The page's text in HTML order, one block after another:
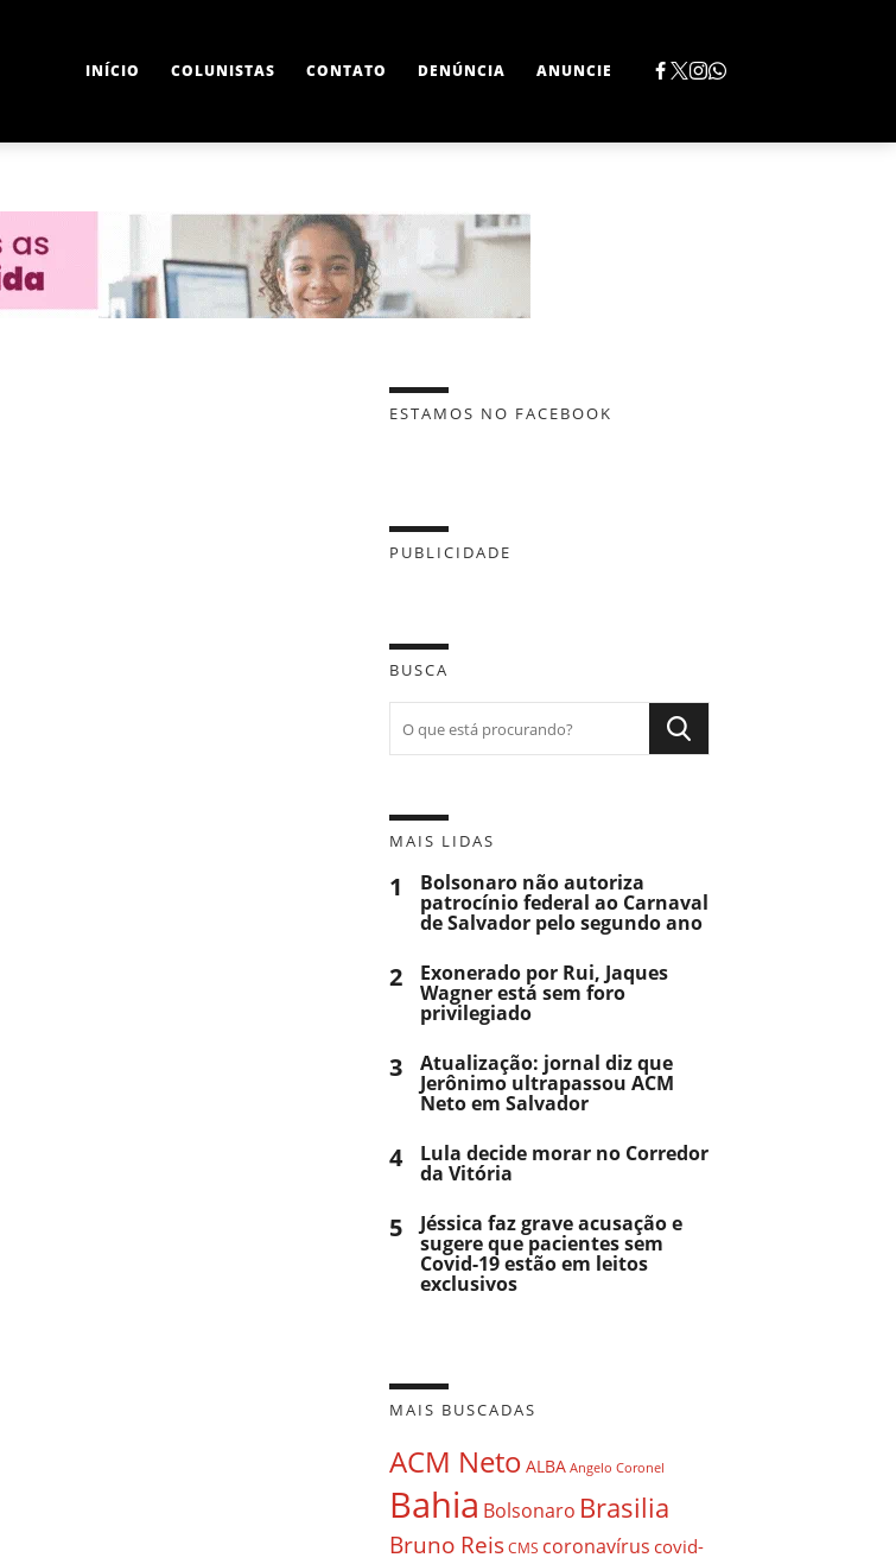
INÍCIO COLUNISTAS CONTATO DENÚNCIA ANUNCIE
ESTAMOS NO FACEBOOK
PUBLICIDADE
BUSCA
MAIS LIDAS
1 Bolsonaro não autoriza
patrocínio federal ao Carnaval
de Salvador pelo segundo ano
2 Exonerado por Rui, Jaques
Wagner está sem foro
privilegiado
3 Atualização: jornal diz que
Jerônimo ultrapassou ACM
Neto em Salvador
4 Lula decide morar no Corredor
da Vitória
5 Jéssica faz grave acusação e
sugere que pacientes sem
Covid-19 estão em leitos
exclusivos
MAIS BUSCADAS
ACM Neto ALBA Angelo Coronel
Bahia Bolsonaro Brasilia
Bruno ReisCMS coronavírus covid-